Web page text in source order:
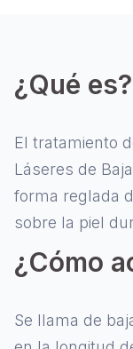
¿Qué es?
El tratamiento
Láseres de
forma reglada
sobre la piel
¿Cómo
Se llama de